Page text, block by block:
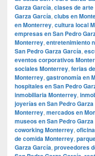
Garza García, clases de
Garza García, clubs en
en Monterrey, cultura local
empresas en San Pedro
Monterrey, entretenimiento
San Pedro Garza García,
eventos corporativos
sociales Monterrey, ferias
Monterrey, gastronomía en
hospitales en San Pedro
inmobiliaria Monterrey,
joyerías en San Pedro
Monterrey, mercados en
museos en San Pedro
coworking Monterrey,
de comida Monterrey,
Garza García, proveedores